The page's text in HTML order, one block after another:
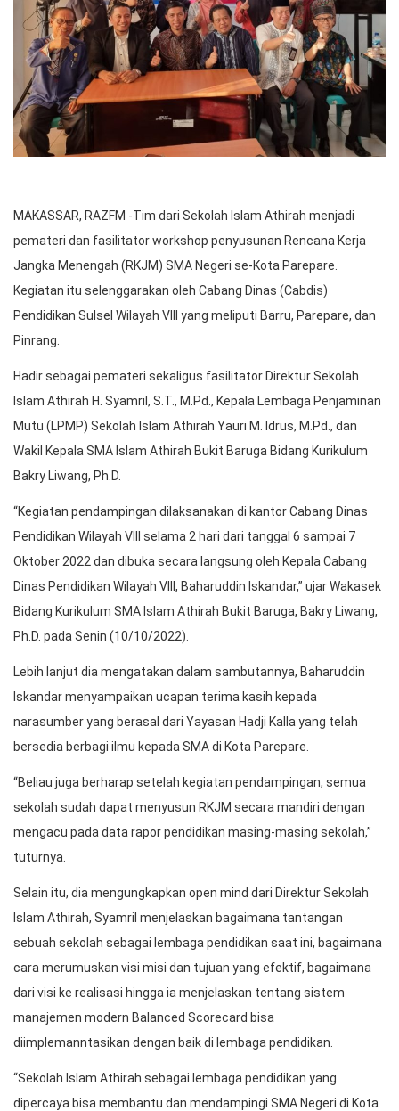
MAKASSAR, RAZFM -Tim dari Sekolah Islam Athirah menjadi
pemateri dan fasilitator workshop penyusunan Rencana Kerja
Jangka Menengah (RKJM) SMA Negeri se-Kota Parepare.
Kegiatan itu selenggarakan oleh Cabang Dinas (Cabdis)
Pendidikan Sulsel Wilayah VIII yang meliputi Barru, Parepare, dan
Pinrang.
Hadir sebagai pemateri sekaligus fasilitator Direktur Sekolah
Islam Athirah H. Syamril, S.T., M.Pd., Kepala Lembaga Penjaminan
Mutu (LPMP) Sekolah Islam Athirah Yauri M. Idrus, M.Pd., dan
Wakil Kepala SMA Islam Athirah Bukit Baruga Bidang Kurikulum
Bakry Liwang, Ph.D.
“Kegiatan pendampingan dilaksanakan di kantor Cabang Dinas
Pendidikan Wilayah VIII selama 2 hari dari tanggal 6 sampai 7
Oktober 2022 dan dibuka secara langsung oleh Kepala Cabang
Dinas Pendidikan Wilayah VIII, Baharuddin Iskandar,” ujar Wakasek
Bidang Kurikulum SMA Islam Athirah Bukit Baruga, Bakry Liwang,
Ph.D. pada Senin (10/10/2022).
Lebih lanjut dia mengatakan dalam sambutannya, Baharuddin
Iskandar menyampaikan ucapan terima kasih kepada
narasumber yang berasal dari Yayasan Hadji Kalla yang telah
bersedia berbagi ilmu kepada SMA di Kota Parepare.
“Beliau juga berharap setelah kegiatan pendampingan, semua
sekolah sudah dapat menyusun RKJM secara mandiri dengan
mengacu pada data rapor pendidikan masing-masing sekolah,”
tuturnya.
Selain itu, dia mengungkapkan open mind dari Direktur Sekolah
Islam Athirah, Syamril menjelaskan bagaimana tantangan
sebuah sekolah sebagai lembaga pendidikan saat ini, bagaimana
cara merumuskan visi misi dan tujuan yang efektif, bagaimana
dari visi ke realisasi hingga ia menjelaskan tentang sistem
manajemen modern Balanced Scorecard bisa
diimplemanntasikan dengan baik di lembaga pendidikan.
“Sekolah Islam Athirah sebagai lembaga pendidikan yang
dipercaya bisa membantu dan mendampingi SMA Negeri di Kota